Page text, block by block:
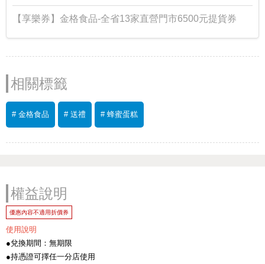
【享樂券】金格食品-全省13家直營門市6500元提貨券
相關標籤
# 金格食品 # 送禮 # 蜂蜜蛋糕
權益說明
優惠內容不適用折價券
使用說明
●兌換期間：無期限
●持憑證可擇任一分店使用